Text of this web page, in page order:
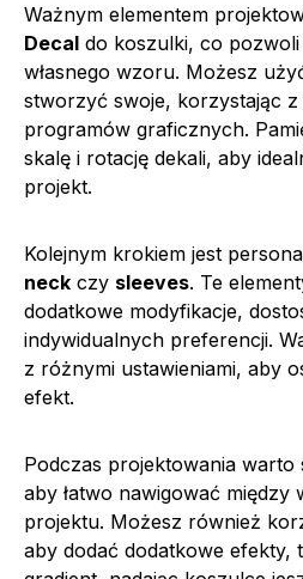
Ważnym elementem
Decal do koszulki, co
własnego wzoru. Możesz
stworzyć swoje, korzystając
programów graficznych.
skalę i rotację dekali, aby
projekt.
Kolejnym krokiem jest
neck czy sleeves. Te
dodatkowe modyfikacje,
indywidualnych preferencji.
z różnymi ustawieniami, aby
efekt.
Podczas projektowania warto
aby łatwo nawigować między
projektu. Możesz również
aby dodać dodatkowe efekty,